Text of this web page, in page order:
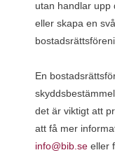
utan handlar upp
eller skapa en
En
det är viktigt att
att få mer
info@bib.se eller